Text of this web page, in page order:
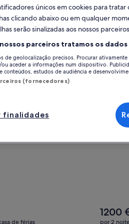
bedroom apt w/ AC in vibrant
Rooftop Deck| Stay At
(27 avaliações)
de férias
para o Huge Retreat|
Cincinnati
O
preço
1200
por 2
únicos em cookies para tratar
clicando abaixo ou em qualquer
serão sinalizadas aos nossos
parceiros tratamos os
de geolocalização precisos. Procurar
ou aceder a informações num dispositivo.
conteúdos, estudos de audiência e
(fornecedores)
finalidades